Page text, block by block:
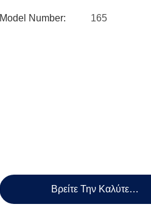
Model Number: 165
Βρείτε Την Καλύτερη